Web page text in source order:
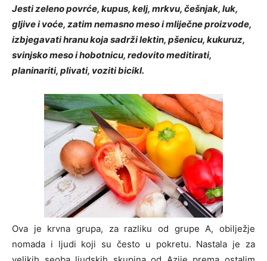
Jesti zeleno povrće, kupus, kelj, mrkvu, češnjak, luk,
gljive i voće, zatim nemasno meso i mliječne proizvode,
izbjegavati hranu koja sadrži lektin, pšenicu, kukuruz,
svinjsko meso i hobotnicu, redovito meditirati,
planinariti, plivati, voziti bicikl.
Ova je krvna grupa, za razliku od grupe A, obilježje
nomada i ljudi koji su često u pokretu. Nastala je za